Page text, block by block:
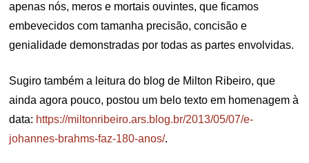
apenas nós, meros e mortais ouvintes, que ficamos
embevecidos com tamanha precisão, concisão e
genialidade demonstradas por todas as partes envolvidas.
Sugiro também a leitura do blog de Milton Ribeiro, que
ainda agora pouco, postou um belo texto em homenagem à
data: https://miltonribeiro.ars.blog.br/2013/05/07/e-
johannes-brahms-faz-180-anos/.